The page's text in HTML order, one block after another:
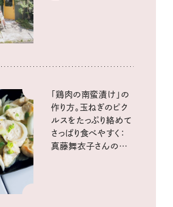
「鶏肉の南蛮漬け」の
作り方。玉ねぎのピク
ルスをたっぷり絡めて
さっぱり食べやすく：
真藤舞衣子さんの発